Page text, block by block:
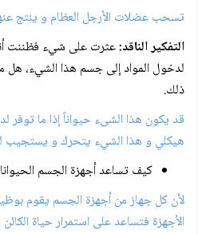
تسحب عضلات الأرجل العظام و ينتج
التفكير الناقد:عثرت على شيء فظننت
لدخول المواد إلى جسم هذا الشيء، هل
ذلك.
قد يكون هذا الشىء حيواناً إذا ما
هيكلي و هذا الشيء يتحرك و يستجيب
كيف تساعد أجهزة الجسم
لأن كل جهاز من أجهزة الجسم يقوم
الأجهزة فتساعد على استمرار حياة